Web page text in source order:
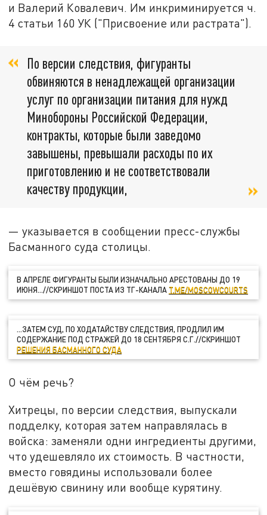
и Валерий Ковалевич. Им инкриминируется ч.
4 статьи 160 УК ("Присвоение или растрата").
По версии следствия, фигуранты
обвиняются в ненадлежащей организации
услуг по организации питания для нужд
Минобороны Российской Федерации,
контракты, которые были заведомо
завышены, превышали расходы по их
приготовлению и не соответствовали
качеству продукции,
— указывается в сообщении пресс-службы
Басманного суда столицы.
В АПРЕЛЕ ФИГУРАНТЫ БЫЛИ ИЗНАЧАЛЬНО АРЕСТОВАНЫ ДО 19
ИЮНЯ...//СКРИНШОТ ПОСТА ИЗ ТГ-КАНАЛА T.ME/MOSCOWCOURTS
...ЗАТЕМ СУД, ПО ХОДАТАЙСТВУ СЛЕДСТВИЯ, ПРОДЛИЛ ИМ
СОДЕРЖАНИЕ ПОД СТРАЖЕЙ ДО 18 СЕНТЯБРЯ С.Г.//СКРИНШОТ
РЕШЕНИЯ БАСМАННОГО СУДА
О чём речь?
Хитрецы, по версии следствия, выпускали
подделку, которая затем направлялась в
войска: заменяли одни ингредиенты другими,
что удешевляло их стоимость. В частности,
вместо говядины использовали более
дешёвую свинину или вообще курятину.